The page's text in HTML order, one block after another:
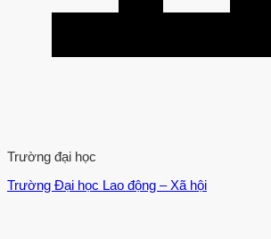
Trường đại học
Trường Đại học Lao động – Xã hội